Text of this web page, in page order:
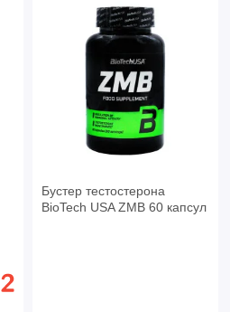
Бустер тестостерона
BioTech USA ZMB 60 капсул